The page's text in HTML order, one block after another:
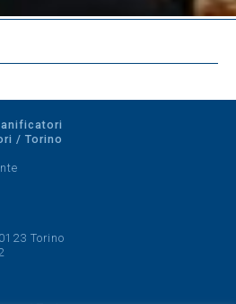
/ Torino
Torino